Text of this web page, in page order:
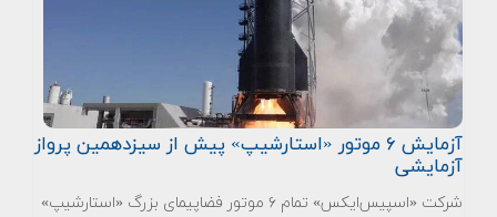
آزمایش ۶ موتور «استارشیپ» پیش از سیزدهمین پرواز
آزمایشی
شرکت «اسپیس‌ایکس» تمام ۶ موتور فضاپیمای بزرگ «استارشیپ»